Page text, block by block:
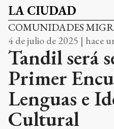
LA CIUDAD
COMUNIDADES
4 de julio de 2025 | hace
Tandil será
Primer
Lenguas e
Cultural